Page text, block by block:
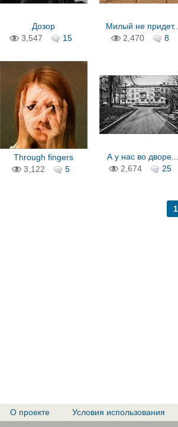
Дозор
3,547
15
Милый не
2,470
8
Through fingers
3,122
5
А у нас во дворе...
2,674
25
О проекте Условия использования